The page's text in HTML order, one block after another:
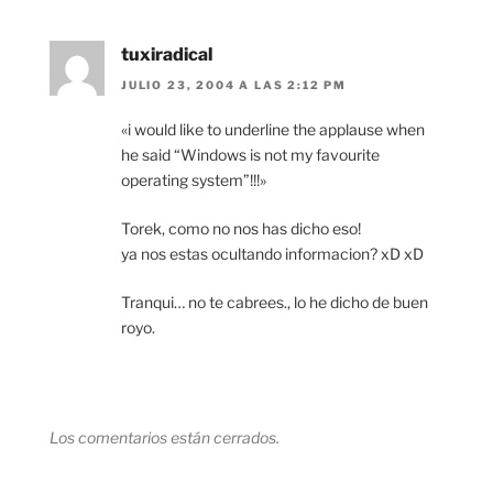
tuxiradical
JULIO 23, 2004 A LAS 2:12 PM
«i would like to underline the applause when
he said “Windows is not my favourite
operating system”!!!»
Torek, como no nos has dicho eso!
ya nos estas ocultando informacion? xD xD
Tranqui… no te cabrees., lo he dicho de buen
royo.
Los comentarios están cerrados.